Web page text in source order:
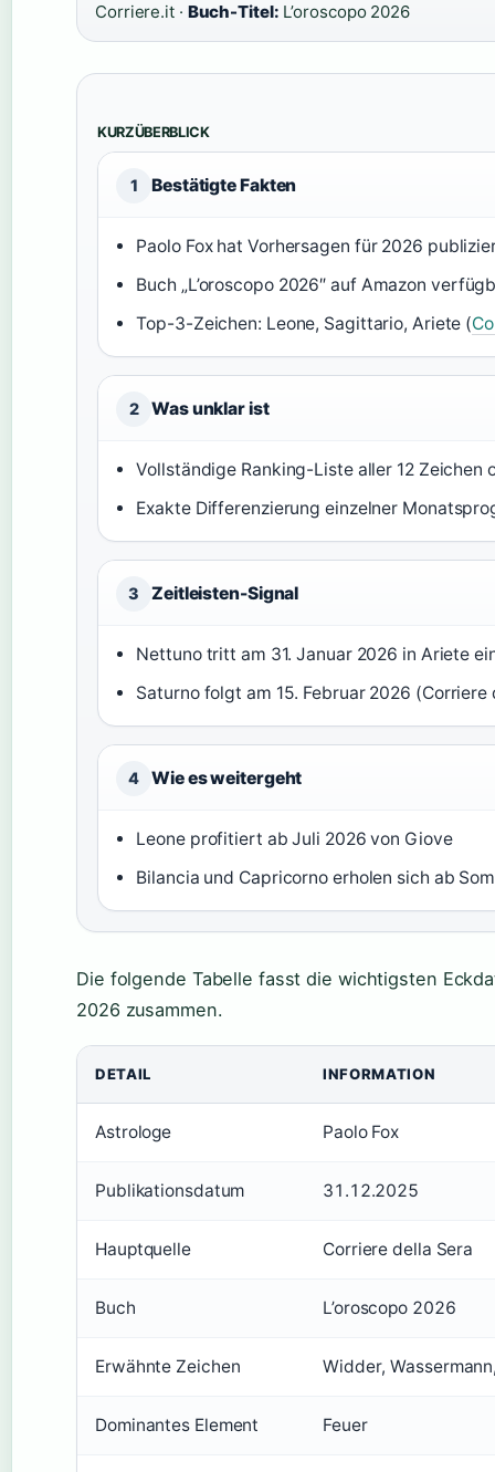
Corriere.it · Buch-Titel: L’oroscopo 2026
KURZÜBERBLICK
1 Bestätigte Fakten
Paolo Fox hat Vorhersagen für 2026
Buch „L’oroscopo 2026″ auf Amazon
Top-3-Zeichen: Leone, Sagittario, Ariete (
2 Was unklar ist
Vollständige Ranking-Liste aller 12 Zeichen
Exakte Differenzierung einzelner
3 Zeitleisten-Signal
Nettuno tritt am 31. Januar 2026 in Ariete
Saturno folgt am 15. Februar 2026 (Corriere
4 Wie es weitergeht
Leone profitiert ab Juli 2026 von Giove
Bilancia und Capricorno erholen sich ab
Die folgende Tabelle fasst die wichtigsten
2026 zusammen.
DETAIL INFORMATION
Astrologe Paolo Fox
Publikationsdatum 31.12.2025
Hauptquelle Corriere della Sera
Buch L’oroscopo 2026
Erwähnte Zeichen Widder,
Dominantes Element Feuer